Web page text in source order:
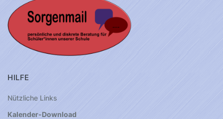
HILFE
Nützliche Links
Kalender-Download